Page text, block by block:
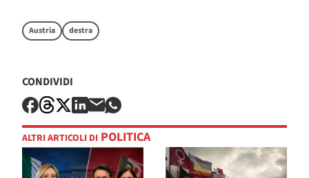
Austria destra
CONDIVIDI
ALTRI ARTICOLI DI POLITICA